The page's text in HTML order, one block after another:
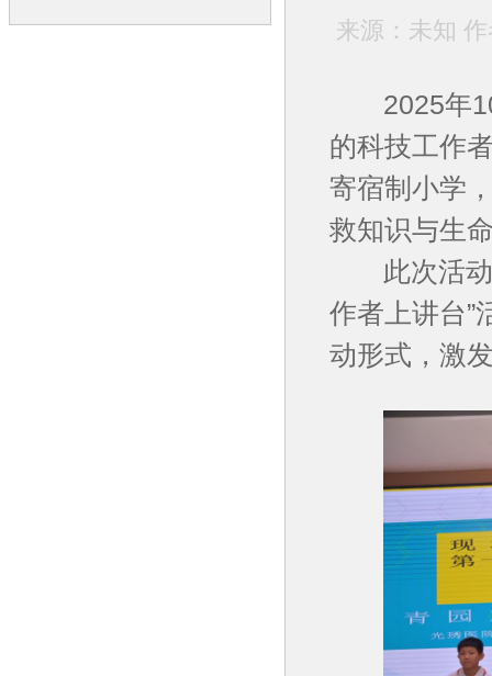
来源：未知
2025年10
的科技工作
寄宿制小学
救知识与生
此次活动
作者上讲台”
动形式，激